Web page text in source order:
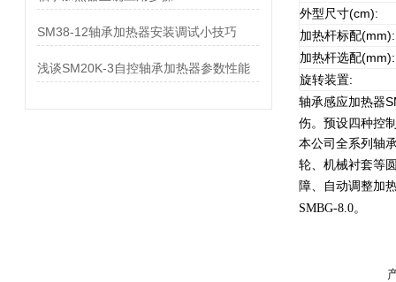
SM38-12轴承加热器安装调试小技巧
浅谈SM20K-3自控轴承加热器参数性能
外型尺寸(cm):
加热杆标配(mm):
加热杆选配(mm):
旋转装置:
轴承感应加热器
伤。预设四种控
本公司全系列轴
轮、机械衬套等
障、自动调整加
SMBG-8.0。